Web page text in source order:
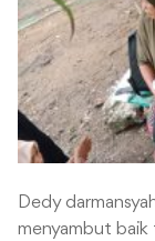
Dedy
menyambut baik